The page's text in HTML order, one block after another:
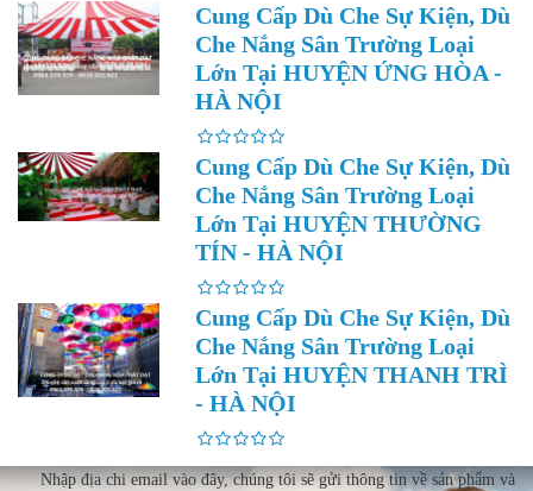
Cung Cấp Dù Che Sự Kiện, Dù
Che Nắng Sân Trường Loại
Lớn Tại HUYỆN ỨNG HÒA -
HÀ NỘI
Cung Cấp Dù Che Sự Kiện, Dù
Che Nắng Sân Trường Loại
Lớn Tại HUYỆN THƯỜNG
TÍN - HÀ NỘI
Cung Cấp Dù Che Sự Kiện, Dù
Che Nắng Sân Trường Loại
Lớn Tại HUYỆN THANH TRÌ
- HÀ NỘI
Nhập địa chi email vào đây, chúng tôi sẽ gửi thông tin về sản phẩm và